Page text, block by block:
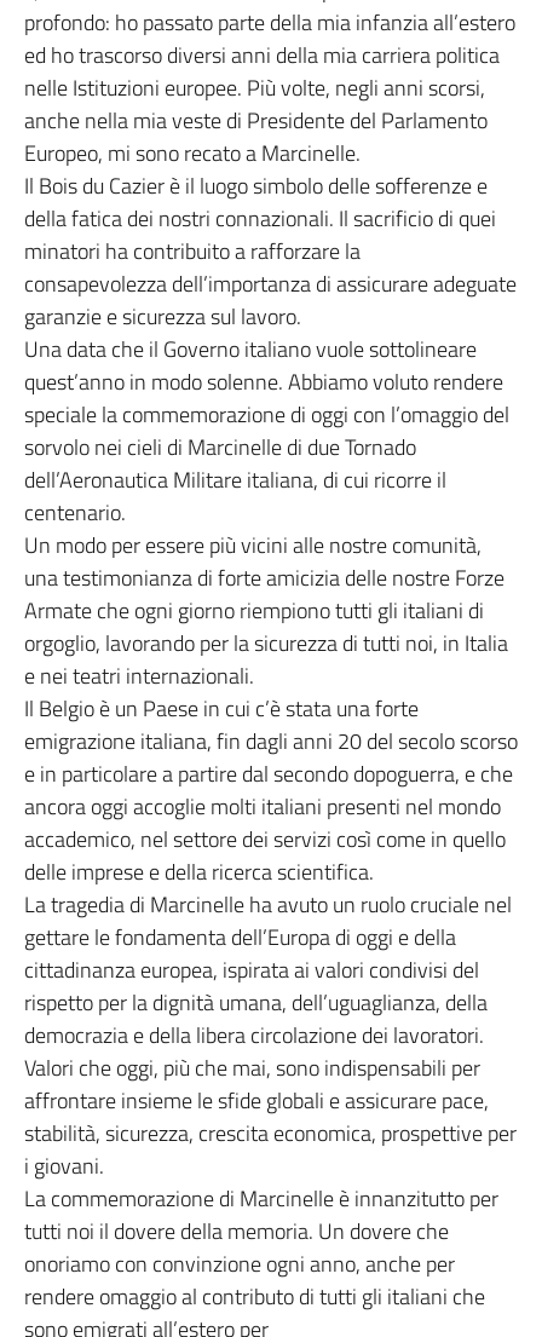
profondo: ho passato parte della mia infanzia all’estero
ed ho trascorso diversi anni della mia carriera politica
nelle Istituzioni europee. Più volte, negli anni scorsi,
anche nella mia veste di Presidente del Parlamento
Europeo, mi sono recato a Marcinelle.
Il Bois du Cazier è il luogo simbolo delle sofferenze e
della fatica dei nostri connazionali. Il sacrificio di quei
minatori ha contribuito a rafforzare la
consapevolezza dell’importanza di assicurare adeguate
garanzie e sicurezza sul lavoro.
Una data che il Governo italiano vuole sottolineare
quest’anno in modo solenne. Abbiamo voluto rendere
speciale la commemorazione di oggi con l’omaggio del
sorvolo nei cieli di Marcinelle di due Tornado
dell’Aeronautica Militare italiana, di cui ricorre il
centenario.
Un modo per essere più vicini alle nostre comunità,
una testimonianza di forte amicizia delle nostre Forze
Armate che ogni giorno riempiono tutti gli italiani di
orgoglio, lavorando per la sicurezza di tutti noi, in Italia
e nei teatri internazionali.
Il Belgio è un Paese in cui c’è stata una forte
emigrazione italiana, fin dagli anni 20 del secolo scorso
e in particolare a partire dal secondo dopoguerra, e che
ancora oggi accoglie molti italiani presenti nel mondo
accademico, nel settore dei servizi così come in quello
delle imprese e della ricerca scientifica.
La tragedia di Marcinelle ha avuto un ruolo cruciale nel
gettare le fondamenta dell’Europa di oggi e della
cittadinanza europea, ispirata ai valori condivisi del
rispetto per la dignità umana, dell’uguaglianza, della
democrazia e della libera circolazione dei lavoratori.
Valori che oggi, più che mai, sono indispensabili per
affrontare insieme le sfide globali e assicurare pace,
stabilità, sicurezza, crescita economica, prospettive per
i giovani.
La commemorazione di Marcinelle è innanzitutto per
tutti noi il dovere della memoria. Un dovere che
onoriamo con convinzione ogni anno, anche per
rendere omaggio al contributo di tutti gli italiani che
sono emigrati all’estero per